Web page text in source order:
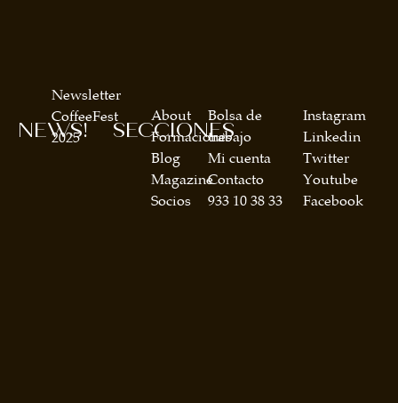
SECCIONES
About
Formaciones
Blog
Magazine
Socios
Bolsa de
trabajo
Mi cuenta
Contacto
933 10 38 33
NEWS!
Newsletter
CoffeeFest
2025
Instagram
Linkedin
Twitter
Youtube
Facebook